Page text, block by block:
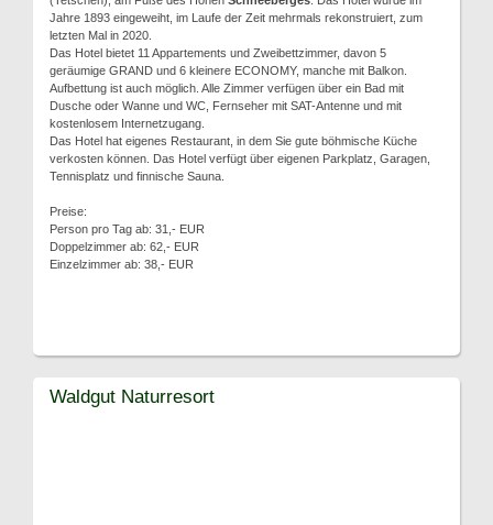
Jahre 1893 eingeweiht, im Laufe der Zeit mehrmals rekonstruiert, zum
letzten Mal in 2020.
Das Hotel bietet 11 Appartements und Zweibettzimmer, davon 5
geräumige GRAND und 6 kleinere ECONOMY, manche mit Balkon.
Aufbettung ist auch möglich. Alle Zimmer verfügen über ein Bad mit
Dusche oder Wanne und WC, Fernseher mit SAT-Antenne und mit
kostenlosem Internetzugang.
Das Hotel hat eigenes Restaurant, in dem Sie gute böhmische Küche
verkosten können. Das Hotel verfügt über eigenen Parkplatz, Garagen,
Tennisplatz und finnische Sauna.
Preise:
Person pro Tag ab: 31,- EUR
Doppelzimmer ab: 62,- EUR
Einzelzimmer ab: 38,- EUR
Waldgut Naturresort